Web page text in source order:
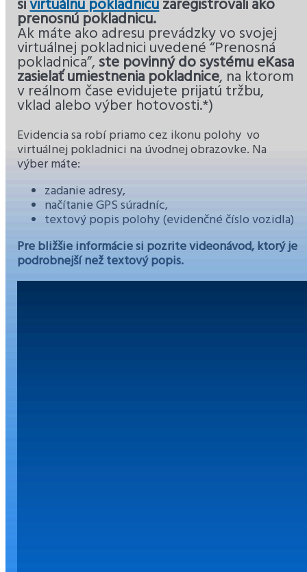
sivirtuálnu pokladnicuzaregistrovali ako
prenosnú pokladnicu.
Ak máte ako adresu prevádzky vo svojej
virtuálnej pokladnici uvedené “Prenosná
pokladnica”, ste povinný do systému eKasa
zasielať umiestnenia pokladnice, na ktorom
v reálnom čase evidujete prijatú tržbu,
vklad alebo výber hotovosti.*)
Evidencia sa robí priamo cez ikonu polohy vo
virtuálnej pokladnici na úvodnej obrazovke. Na
výber máte:
zadanie adresy,
načítanie GPS súradníc,
textový popis polohy (evidenčné číslo vozidla)
Pre bližšie informácie si pozrite videonávod, ktorý je
podrobnejší než textový popis.